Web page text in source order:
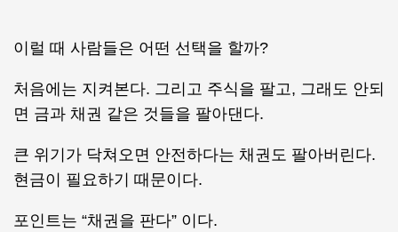
이럴 때 사람들은 어떤 선택을 할까?
처음에는 지켜본다. 그리고 주식을 팔고, 그래도 안되
면 금과 채권 같은 것들을 팔아댄다.
큰 위기가 닥쳐오면 안전하다는 채권도 팔아버린다.
현금이 필요하기 때문이다.
포인트는 “채권을 판다” 이다.